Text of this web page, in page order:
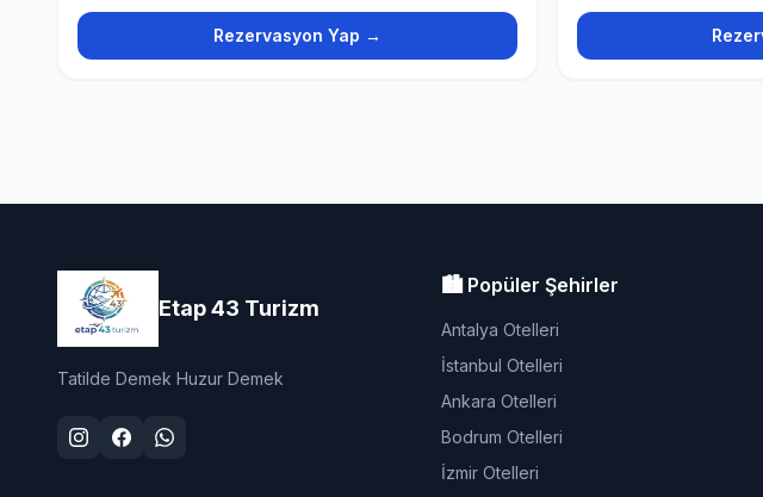
Rezervasyon Yap →
Etap 43 Turizm
Tatilde Demek Huzur Demek
🏙️ Popüler Şehirler
Antalya Otelleri
İstanbul Otelleri
Ankara Otelleri
Bodrum Otelleri
İzmir Otelleri